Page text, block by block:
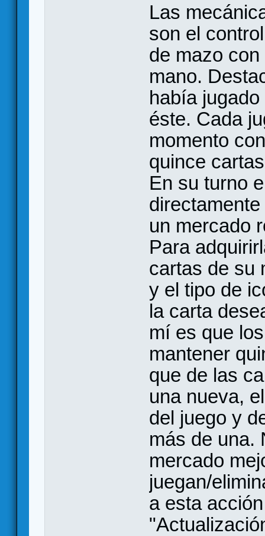
Las
son el
de mazo
mano.
había
éste. Cada
momento
quince
En su turno
un mercado
Para
cartas de su
y el tipo de
la carta
mí es que
mantener
que de las
una nueva,
del juego y
más de una.
mercado
juegan/
a esta